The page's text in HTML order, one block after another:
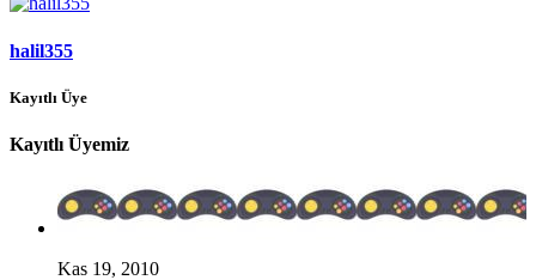
halil355
Kayıtlı Üye
Kayıtlı Üyemiz
Kas 19, 2010